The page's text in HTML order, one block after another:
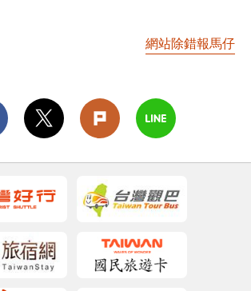
網站除錯報馬仔